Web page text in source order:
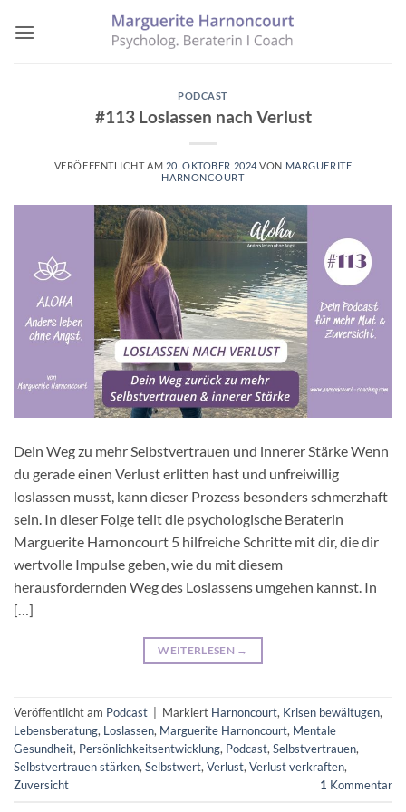
Inhalt
PODCAST
#113 Loslassen nach Verlust
VERÖFFENTLICHT AM 20. OKTOBER 2024VON MARGUERITE
HARNONCOURT
Dein Weg zu mehr Selbstvertrauen und innerer Stärke Wenn
du gerade einen Verlust erlitten hast und unfreiwillig
loslassen musst, kann dieser Prozess besonders schmerzhaft
sein. In dieser Folge teilt die psychologische Beraterin
Marguerite Harnoncourt 5 hilfreiche Schritte mit dir, die dir
wertvolle Impulse geben, wie du mit diesem
herausfordernden Weg des Loslassens umgehen kannst. In
[…]
WEITERLESEN →
Veröffentlicht am Podcast Markiert Harnoncourt, Krisen bewältugen,
Lebensberatung, Loslassen, Marguerite Harnoncourt, Mentale
Gesundheit, Persönlichkeitsentwicklung, Podcast, Selbstvertrauen,
Selbstvertrauen stärken, Selbstwert, Verlust, Verlust verkraften,
Zuversicht
1 Kommentar